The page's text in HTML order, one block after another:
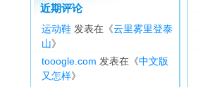
近期评论
运动鞋 发表在《云里雾里登泰
山》
tooogle.com 发表在《中文版
又怎样》